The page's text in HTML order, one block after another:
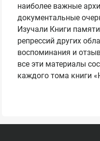
наиболее важные
документальные
Изучали Книги
репрессий других
воспоминания и
все эти материалы
каждого тома книги